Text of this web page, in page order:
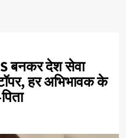
बनकर देश सेवा
हर अभिभावक के